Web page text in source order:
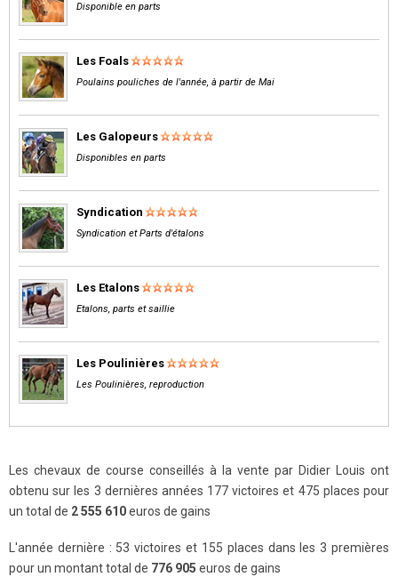
Disponible en parts
Les Foals
Poulains pouliches de l'année, à partir de Mai
Les Galopeurs
Disponibles en parts
Syndication
Syndication et Parts d'étalons
Les Etalons
Etalons, parts et saillie
Les Poulinières
Les Poulinières, reproduction
Les chevaux de course conseillés à la vente par Didier Louis ont
obtenu sur les 3 dernières années 177 victoires et 475 places pour
un total de 2 555 610euros de gains
L'année dernière : 53 victoires et 155 places dans les 3 premières
pour un montant total de 776 905 euros de gains